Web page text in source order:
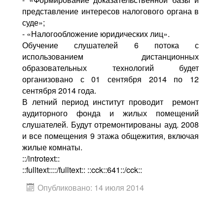
представление интересов налогового органа в
суде»;
- «Налогообложение юридических лиц».
Обучение слушателей 6 потока с
использованием дистанционных
образовательных технологий будет
организовано с 01 сентября 2014 по 12
сентября 2014 года.
В летний период институт проводит ремонт
аудиторного фонда и жилых помещений
слушателей. Будут отремонтированы ауд. 2008
и все помещения 9 этажа общежития, включая
жилые комнаты.
::/introtext::
::fulltext::::/fulltext:: ::cck::641::/cck::
Опубликовано: 14 июля 2014